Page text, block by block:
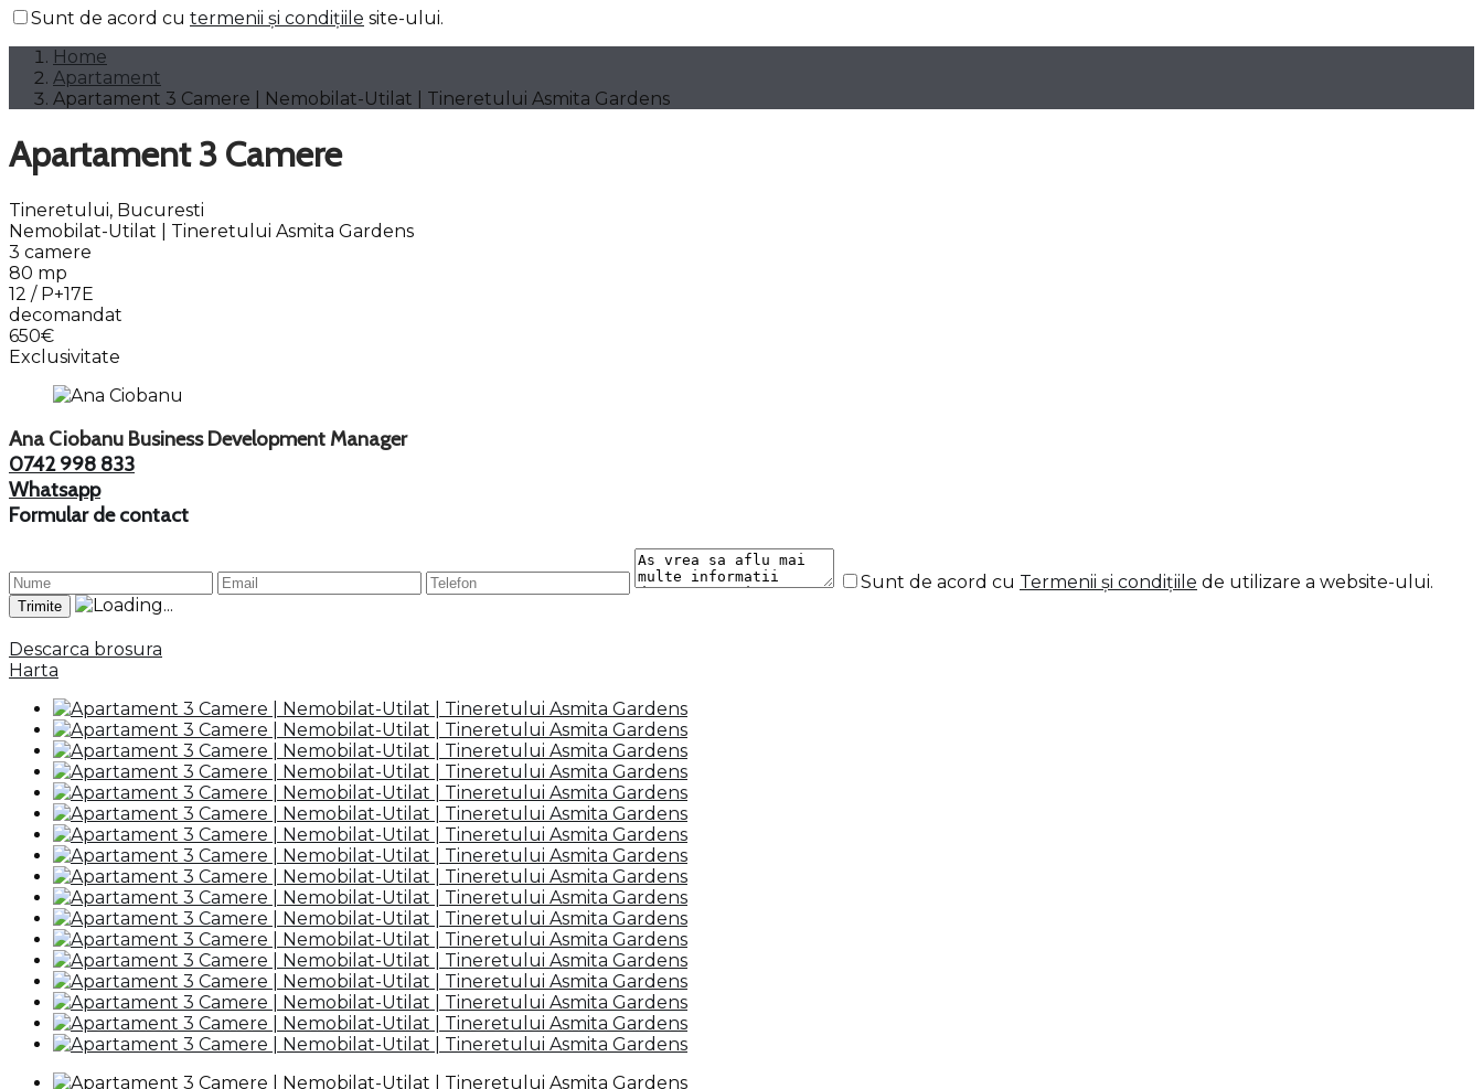
Sunt de acord cu termenii și condițiile site-ului.
Home
Apartament
Apartament 3 Camere | Nemobilat-Utilat | Tineretului Asmita Gardens
Apartament 3 Camere
Tineretului, Bucuresti
Nemobilat-Utilat | Tineretului Asmita Gardens
3 camere
80 mp
12 / P+17E
decomandat
650€
Exclusivitate
Ana Ciobanu Business Development Manager
0742 998 833
Whatsapp
Formular de contact
Sunt de acord cu Termenii și condițiile de utilizare a website-ului.
Descarca brosura
Harta